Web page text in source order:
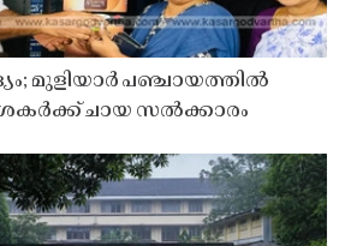
മുളിയാർ പഞ്ചായത്തിൽ
ചായ സൽക്കാരം